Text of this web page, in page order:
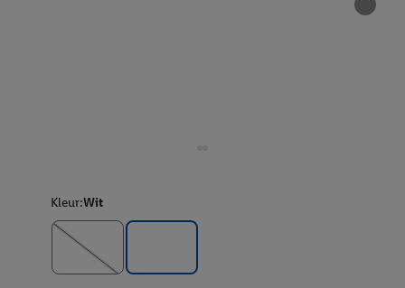
Kleur:Wit